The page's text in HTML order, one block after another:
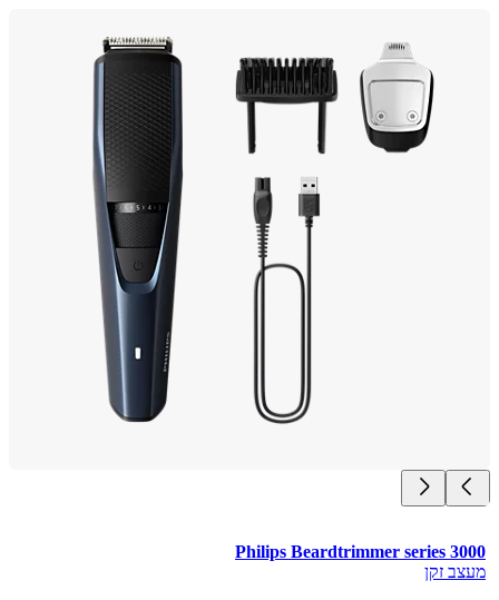
Philips Beardtrimmer series
זקן